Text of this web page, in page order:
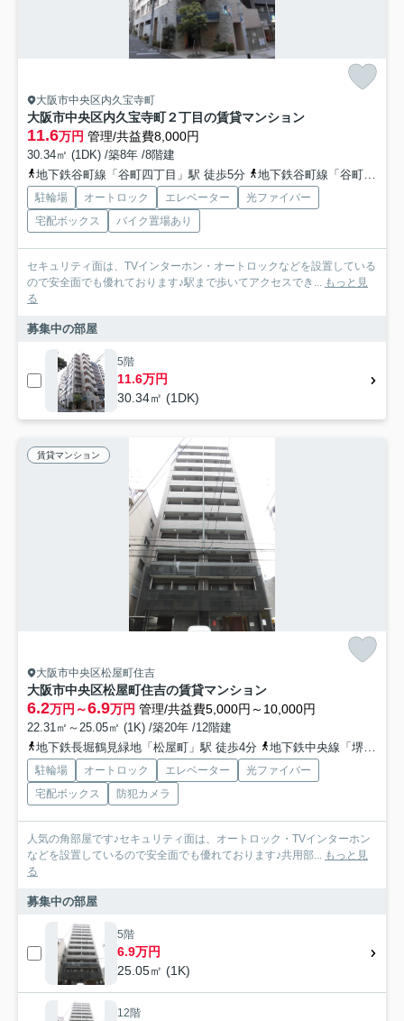
大阪市中央区内久宝寺町
大阪市中央区内久宝寺町２丁目の賃貸マンション
11.6万円 管理/共益費8,000円
30.34㎡ (1DK) /築8年 /8階建
地下鉄谷町線「谷町四丁目」駅 徒歩5分
地下鉄谷町線「谷町六丁目」駅 徒歩5分
駐輪場 オートロック エレベーター
光ファイバー
宅配ボックス
バイク置場あり
セキュリティ面は、TVインターホン・オートロックなどを設置している
ので安全面でも優れております♪駅まで歩いてアクセスでき... もっと見
る
募集中の部屋
5階
11.6万円
30.34㎡ (1DK)
賃貸マンション
大阪市中央区松屋町住吉
大阪市中央区松屋町住吉の賃貸マンション
6.2万円～6.9万円 管理/共益費5,000円～10,000円
22.31㎡～25.05㎡ (1K) /築20年 /12階建
地下鉄長堀鶴見緑地「松屋町」駅 徒歩4分
地下鉄中央線「堺筋本町」駅 徒歩8分
駐輪場 オートロック エレベーター
光ファイバー
宅配ボックス
防犯カメラ
人気の角部屋です♪セキュリティ面は、オートロック・TVインターホン
などを設置しているので安全面でも優れております♪共用部... もっと見
る
募集中の部屋
5階
6.9万円
25.05㎡ (1K)
12階